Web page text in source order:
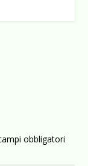
obbligatori